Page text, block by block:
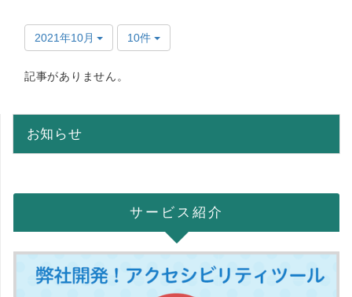
2021年10月 10件
記事がありません。
お知らせ
サービス紹介